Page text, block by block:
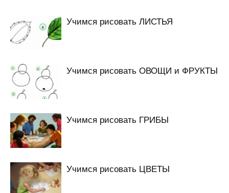
Учимся рисовать ЛИСТЬЯ
Учимся рисовать ОВОЩИ и ФРУКТЫ
Учимся рисовать ГРИБЫ
Учимся рисовать ЦВЕТЫ